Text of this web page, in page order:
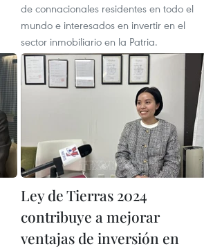
de connacionales residentes en todo el
mundo e interesados en invertir en el
sector inmobiliario en la Patria.
Ley de Tierras 2024
contribuye a mejorar
ventajas de inversión en